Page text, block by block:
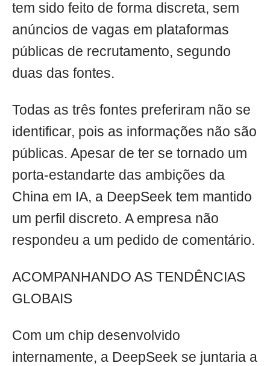
tem sido feito de forma discreta, sem
anúncios de vagas em plataformas
públicas de recrutamento, segundo
duas das fontes.
Todas as três fontes preferiram não se
identificar, pois as informações não são
públicas. Apesar de ter se tornado um
porta-estandarte das ambições da
China em IA, a DeepSeek tem mantido
um perfil discreto. A empresa não
respondeu a um pedido de comentário.
ACOMPANHANDO AS TENDÊNCIAS
GLOBAIS
Com um chip desenvolvido
internamente, a DeepSeek se juntaria a